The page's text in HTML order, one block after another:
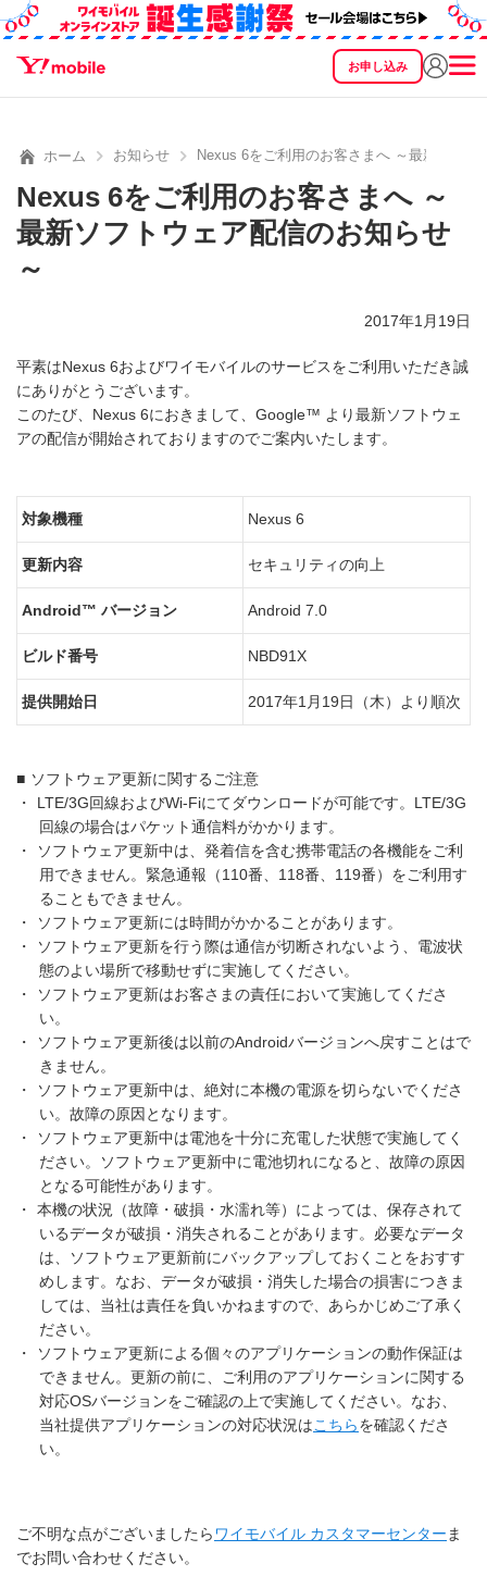
お申し込み
SEARCH
ホーム お知らせ Nexus 6をご利用のお客さまへ ～最新ソフト
Nexus 6をご利用のお客さまへ ～
最新ソフトウェア配信のお知らせ
～
2017年1月19日
平素はNexus 6およびワイモバイルのサービスをご利用いただき誠
にありがとうございます。
このたび、Nexus 6におきまして、Google™ より最新ソフトウェ
アの配信が開始されておりますのでご案内いたします。
対象機種 Nexus 6
更新内容 セキュリティの向上
Android™ バージョン Android 7.0
ビルド番号 NBD91X
提供開始日 2017年1月19日（木）より順次
■ ソフトウェア更新に関するご注意
・
LTE/3G回線およびWi-Fiにてダウンロードが可能です。LTE/3G
回線の場合はパケット通信料がかかります。
・
ソフトウェア更新中は、発着信を含む携帯電話の各機能をご利
用できません。緊急通報（110番、118番、119番）をご利用す
ることもできません。
・
ソフトウェア更新には時間がかかることがあります。
・
ソフトウェア更新を行う際は通信が切断されないよう、電波状
態のよい場所で移動せずに実施してください。
・
ソフトウェア更新はお客さまの責任において実施してくださ
い。
・
ソフトウェア更新後は以前のAndroidバージョンへ戻すことはで
きません。
・
ソフトウェア更新中は、絶対に本機の電源を切らないでくださ
い。故障の原因となります。
・
ソフトウェア更新中は電池を十分に充電した状態で実施してく
ださい。ソフトウェア更新中に電池切れになると、故障の原因
となる可能性があります。
・
本機の状況（故障・破損・水濡れ等）によっては、保存されて
いるデータが破損・消失されることがあります。必要なデータ
は、ソフトウェア更新前にバックアップしておくことをおすす
めします。なお、データが破損・消失した場合の損害につきま
しては、当社は責任を負いかねますので、あらかじめご了承く
ださい。
・
ソフトウェア更新による個々のアプリケーションの動作保証は
できません。更新の前に、ご利用のアプリケーションに関する
対応OSバージョンをご確認の上で実施してください。なお、
当社提供アプリケーションの対応状況はこちらを確認くださ
い。
ご不明な点がございましたらワイモバイル カスタマーセンター ま
でお問い合わせください。